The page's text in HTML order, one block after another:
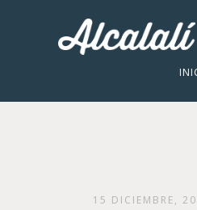
15 DICIEMBRE,